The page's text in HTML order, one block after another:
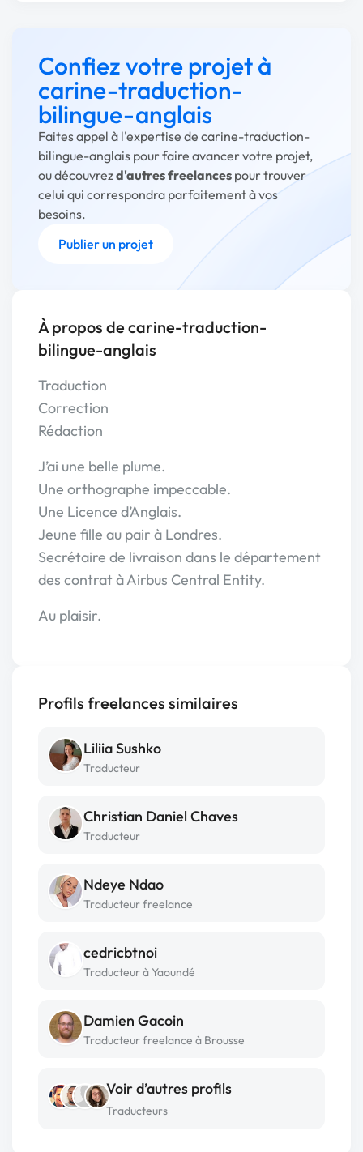
Confiez votre projet à
carine-traduction-
bilingue-anglais
Faites appel à l'expertise de carine-traduction-
bilingue-anglais pour faire avancer votre projet,
ou découvrezd'autres freelances pour trouver
celui qui correspondra parfaitement à vos
besoins.
Publier un projet
À propos de carine-traduction-
bilingue-anglais
Traduction
Correction
Rédaction
J’ai une belle plume.
Une orthographe impeccable.
Une Licence d’Anglais.
Jeune fille au pair à Londres.
Secrétaire de livraison dans le département
des contrat à Airbus Central Entity.
Au plaisir.
Profils freelances similaires
Liliia Sushko
Traducteur
Christian Daniel Chaves
Traducteur
Ndeye Ndao
Traducteur freelance
cedricbtnoi
Traducteur à Yaoundé
Damien Gacoin
Traducteur freelance à Brousse
Voir d’autres profils
Traducteurs